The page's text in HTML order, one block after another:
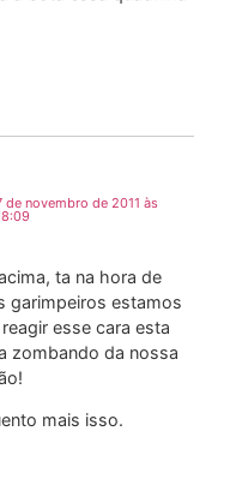
de novembro de 2011 às
ta na hora de
garimpeiros estamos
esse cara esta
zombando da nossa
mais isso.